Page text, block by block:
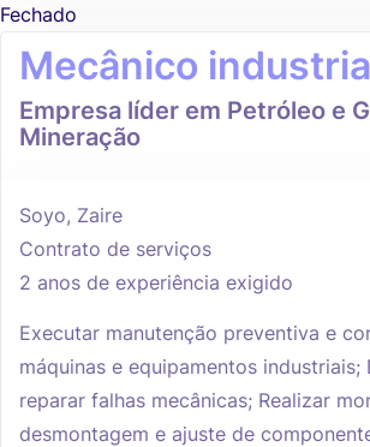
Fechado
Mecânico
Empresa líder em Petróleo e
Mineração
Soyo, Zaire
Contrato de serviços
2 anos de experiência exigido
Executar manutenção preventiva e
máquinas e equipamentos industriais;
reparar falhas mecânicas; Realizar
desmontagem e ajuste de